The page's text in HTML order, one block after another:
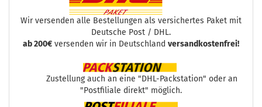
Wir versenden alle Bestellungen als versichertes Paket mit
Deutsche Post / DHL.
ab 200€ versenden wir in Deutschland versandkostenfrei!
Zustellung auch an eine "DHL-Packstation" oder an
"Postfiliale direkt" möglich.